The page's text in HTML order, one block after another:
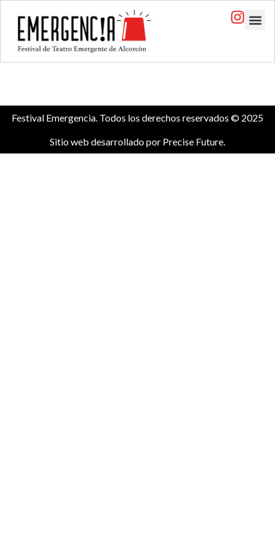
Festival Emergencia. Todos los derechos reservados © 2025
Sitio web desarrollado por Precise Future.